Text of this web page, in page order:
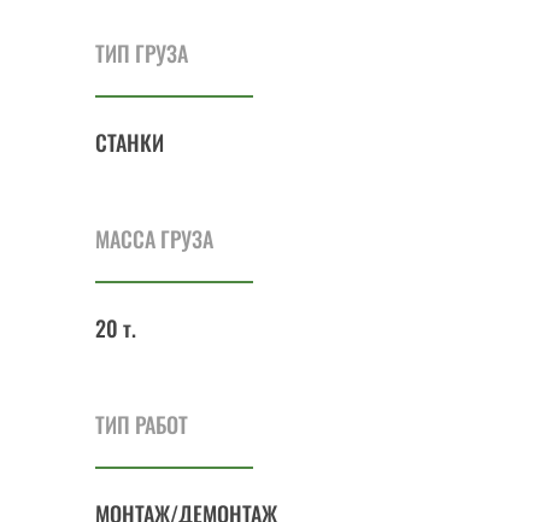
ТИП ГРУЗА
СТАНКИ
МАССА ГРУЗА
20 т.
ТИП РАБОТ
МОНТАЖ/ДЕМОНТАЖ